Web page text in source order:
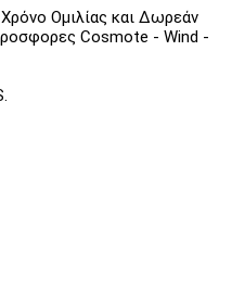
Ομιλίας και Δωρεάν
Cosmote - Wind -